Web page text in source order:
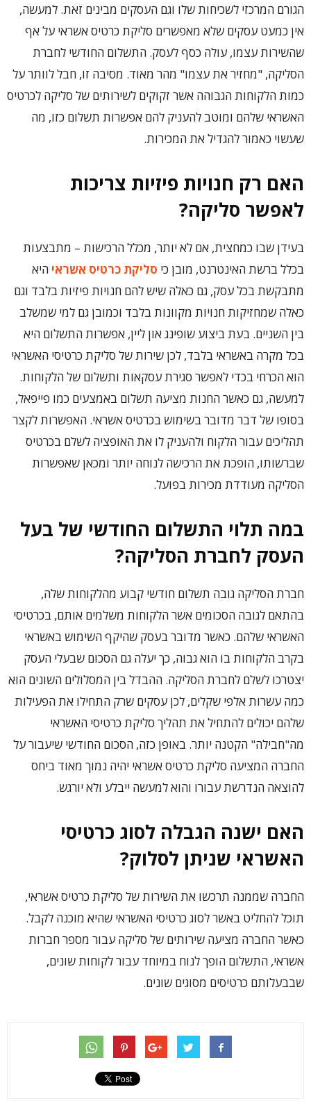
הגורם המרכזי לשכיחות שלו וגם העסקים מבינים זאת. למעשה,
אין כמעט עסקים שלא מאפשרים סליקת כרטיס אשראי על אף
שהשירות עצמו, עולה כסף לעסק. התשלום החודשי לחברת
הסליקה, "מחזיר את עצמו" מהר מאוד. מסיבה זו, חבל לוותר על
כמות הלקוחות הגבוהה אשר זקוקים לשירותים של סליקה לכרטיס
האשראי שלהם ומוטב להעניק להם אפשרות תשלום כזו, מה
שעשוי כאמור להגדיל את המכירות.
האם רק חנויות פיזיות צריכות
לאפשר סליקה?
בעידן שבו כמחצית, אם לא יותר, מכלל הרכישות – מתבצעות
בכלל ברשת האינטרנט, מובן כי סליקת כרטיס אשראי היא
מתבקשת בכל עסק, גם כאלה שיש להם חנויות פיזיות בלבד וגם
כאלה שמחזיקות חנויות מקוונות בלבד וכמובן גם למי שמשלב
בין השניים. בעת ביצוע שופינג און ליין, אפשרות התשלום היא
בכל מקרה באשראי בלבד, לכן שירות של סליקת כרטיסי האשראי
הוא הכרחי בכדי לאפשר סגירת עסקאות ותשלום של הלקוחות.
למעשה, גם כאשר החנות מציעה תשלום באמצעים כמו פייפאל,
בסופו של דבר מדובר בשימוש בכרטיס אשראי. האפשרות לקצר
תהליכים עבור הלקוח ולהעניק לו את האופציה לשלם בכרטיס
שברשותו, הופכת את הרכישה לנוחה יותר ומכאן שאפשרות
הסליקה מעודדת מכירות בפועל.
במה תלוי התשלום החודשי של בעל
העסק לחברת הסליקה?
חברת הסליקה גובה תשלום חודשי קבוע מהלקוחות שלה,
בהתאם לגובה הסכומים אשר הלקוחות משלמים אותם, בכרטיסי
האשראי שלהם. כאשר מדובר בעסק שהיקף השימוש באשראי
בקרב הלקוחות בו הוא גבוה, כך יעלה גם הסכום שבעלי העסק
יצטרכו לשלם לחברת הסליקה. ההבדל בין המסלולים השונים הוא
כמה עשרות אלפי שקלים, לכן עסקים שרק התחילו את הפעילות
שלהם יכולים להתחיל את תהליך סליקת כרטיסי האשראי
מה"חבילה" הקטנה יותר. באופן כזה, הסכום החודשי שיעבור על
החברה המציעה סליקת כרטיס אשראי יהיה נמוך מאוד ביחס
להוצאה הנדרשת עבורו והוא למעשה ייבלע ולא יורגש.
האם ישנה הגבלה לסוג כרטיסי
האשראי שניתן לסלוק?
החברה שממנה תרכשו את השירות של סליקת כרטיס אשראי,
תוכל להחליט באשר לסוג כרטיסי האשראי שהיא מוכנה לקבל.
כאשר החברה מציעה שירותים של סליקה עבור מספר חברות
אשראי, התשלום הופך לנוח במיוחד עבור לקוחות שונים,
שבבעלותם כרטיסים מסוגים שונים.